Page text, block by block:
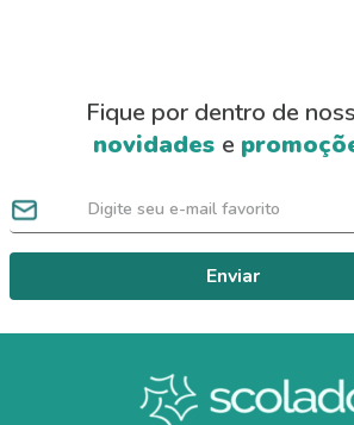
Fique por dentro de
novidades e
Enviar